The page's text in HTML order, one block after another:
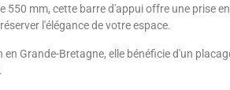
550 mm, cette barre d'appui offre une prise
l'élégance de votre espace.
en Grande-Bretagne, elle bénéficie d'un